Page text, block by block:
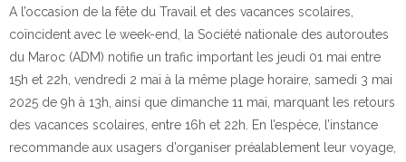
A l’occasion de la fête du Travail et des vacances scolaires,
coïncident avec le week-end, la Société nationale des autoroutes
du Maroc (ADM) notifie un trafic important les jeudi 01 mai entre
15h et 22h, vendredi 2 mai à la même plage horaire, samedi 3 mai
2025 de 9h à 13h, ainsi que dimanche 11 mai, marquant les retours
des vacances scolaires, entre 16h et 22h. En l’espèce, l’instance
recommande aux usagers d’organiser préalablement leur voyage,